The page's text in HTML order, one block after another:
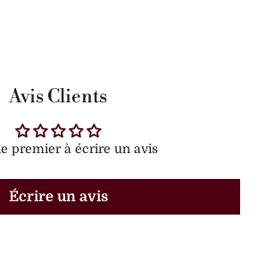
Avis Clients
premier à écrire un avis
Écrire un avis